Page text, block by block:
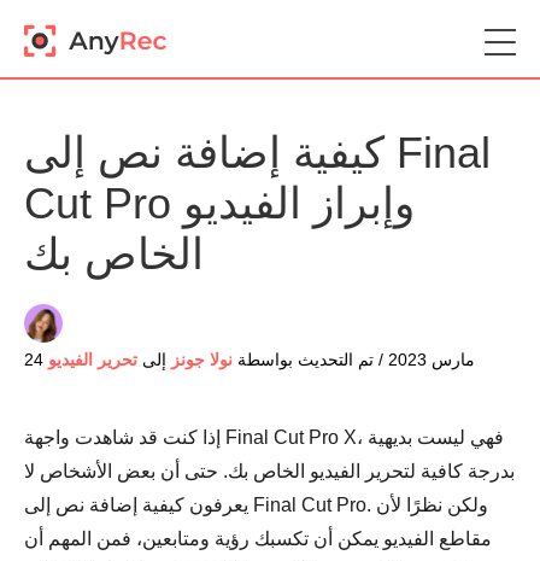
كيفية إضافة نص إلى Final
Cut Pro وإبراز الفيديو
الخاص بك
24 مارس 2023 / تم التحديث بواسطة نولا جونز إلى تحرير الفيديو
إذا كنت قد شاهدت واجهة Final Cut Pro X، فهي ليست بديهية
بدرجة كافية لتحرير الفيديو الخاص بك. حتى أن بعض الأشخاص لا
يعرفون كيفية إضافة نص إلى Final Cut Pro. ولكن نظرًا لأن
مقاطع الفيديو يمكن أن تكسبك رؤية ومتابعين، فمن المهم أن